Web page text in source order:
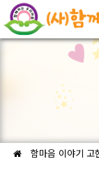
함마음 이야기 고